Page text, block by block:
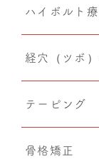
ハイボルト
経穴（ツボ
テーピング
骨格矯正